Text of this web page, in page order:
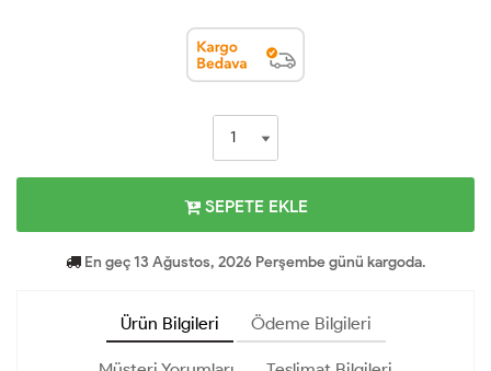
SEPETE EKLE
En geç 13 Ağustos, 2026 Perşembe günü kargoda.
Ürün Bilgileri Ödeme Bilgileri